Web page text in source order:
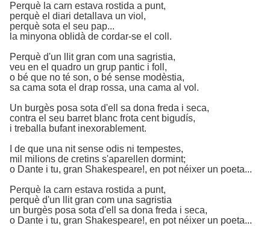
Perquè la carn estava rostida a punt,
perquè el diari detallava un viol,
perquè sota el seu pap...
la minyona oblidà de cordar-se el coll.
Perquè d'un llit gran com una sagristia,
veu en el quadro un grup pantic i foll,
o bé que no té son, o bé sense modèstia,
sa cama sota el drap rossa, una cama al vol.
Un burgès posa sota d'ell sa dona freda i seca,
contra el seu barret blanc frota cent bigudís,
i treballa bufant inexorablement.
I de que una nit sense odis ni tempestes,
mil milions de cretins s'aparellen dormint;
o Dante i tu, gran Shakespeare!, en pot néixer un poeta...
Perquè la carn estava rostida a punt,
perquè d'un llit gran com una sagristia
un burgès posa sota d'ell sa dona freda i seca,
o Dante i tu, gran Shakespeare!, en pot néixer un poeta...